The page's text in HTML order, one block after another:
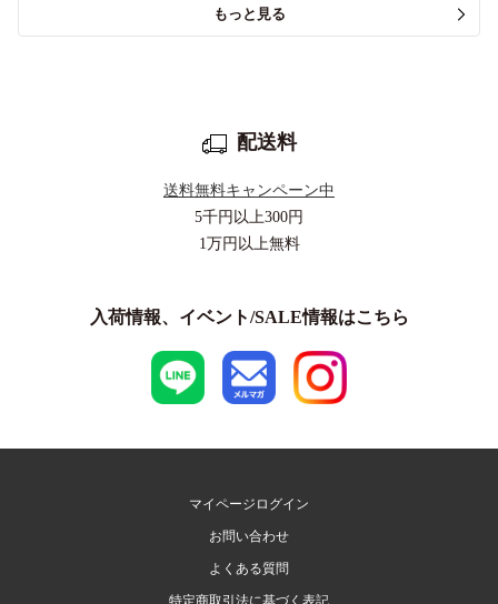
もっと見る
配送料
送料無料キャンペーン中
5千円以上300円
1万円以上無料
入荷情報、イベント/SALE情報はこちら
マイページログイン
お問い合わせ
よくある質問